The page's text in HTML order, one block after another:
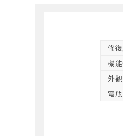
修
機
外
電